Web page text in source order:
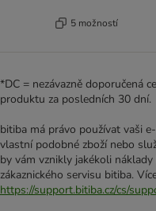
5 možností
*DC = nezávazně doporučená
produktu za posledních 30 dní.
bitiba má právo používat vaši
vlastní podobné zboží nebo
by vám vznikly jakékoli
zákaznického servisu bitiba.
https://support.bitiba.cz/cs/